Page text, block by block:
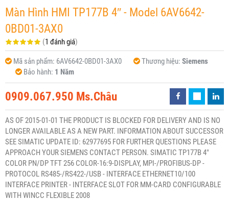
Màn Hình HMI TP177B 4″ - Model 6AV6642-
0BD01-3AX0
(1 đánh giá)
Mã sản phẩm: 6AV6642-0BD01-3AX0 Thương hiệu: Siemens
Bảo hành: 1 Năm
0909.067.950 Ms.Châu
AS OF 2015-01-01 THE PRODUCT IS BLOCKED FOR DELIVERY AND IS NO
LONGER AVAILABLE AS A NEW PART. INFORMATION ABOUT SUCCESSOR
SEE SIMATIC UPDATE ID: 62977695 FOR FURTHER QUESTIONS PLEASE
APPROACH YOUR SIEMENS CONTACT PERSON. SIMATIC TP177B 4"
COLOR PN/DP TFT 256 COLOR-16:9-DISPLAY, MPI-/PROFIBUS-DP -
PROTOCOL RS485-/RS422-/USB - INTERFACE ETHERNET10/100
INTERFACE PRINTER - INTERFACE SLOT FOR MM-CARD CONFIGURABLE
WITH WINCC FLEXIBLE 2008